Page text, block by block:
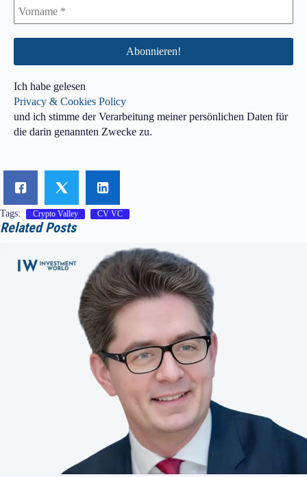
Ich habe gelesen
Privacy & Cookies Policy
und ich stimme der Verarbeitung meiner persönlichen Daten für
die darin genannten Zwecke zu.
Tags: Crypto Valley CV VC
Related Posts